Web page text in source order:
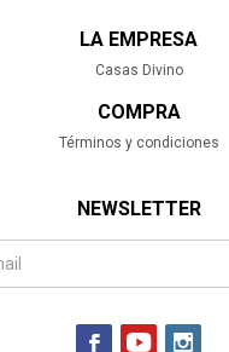
LA EMPRESA
Casas Divino
COMPRA
Términos y condiciones
NEWSLETTER
  